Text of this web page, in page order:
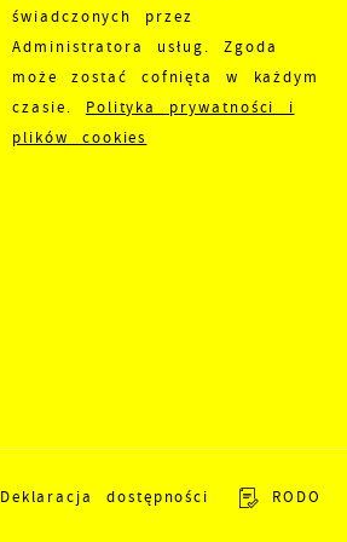
świadczonych przez
Administratora usług. Zgoda
może zostać cofnięta w każdym
czasie. Polityka prywatności i
plików cookies
Deklaracja dostępności RODO
internetowej. Treści
podmiotów trzecich
innych dostawców
pośredników